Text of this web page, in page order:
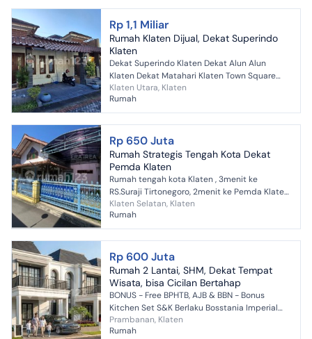
Rp 1,1 Miliar
Rumah Klaten Dijual, Dekat Superindo
Klaten
Dekat Superindo Klaten Dekat Alun Alun
Klaten Dekat Matahari Klaten Town Square
Dekat Stasiun Klaten Dekat RS Cakra Husada
Klaten Dekat Stadion Tri...
Klaten Utara, Klaten
Rumah
Rp 650 Juta
Rumah Strategis Tengah Kota Dekat
Pemda Klaten
Rumah tengah kota Klaten , 3menit ke
RS.Suraji Tirtonegoro, 2menit ke Pemda Klaten,
luas tanah 182, luas bangunan 120, lebar 13,
3kamar, 2kamar man...
Klaten Selatan, Klaten
Rumah
Rp 600 Juta
Rumah 2 Lantai, SHM, Dekat Tempat
Wisata, bisa Cicilan Bertahap
BONUS - Free BPHTB, AJB & BBN - Bonus
Kitchen Set S&K Berlaku Bosstania Imperial
Type Hilton Classic merupakan hunian
modern 1 & 2 lantai berkon...
Prambanan, Klaten
Rumah